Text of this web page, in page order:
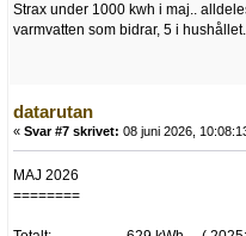
Strax under 1000 kwh i maj..
varmvatten som bidrar, 5 i hushållet.
datarutan
« Svar #7 skrivet: 08 juni 2026,
MAJ 2026
========